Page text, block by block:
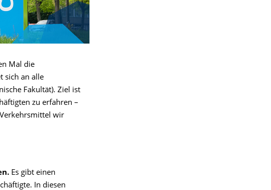
Mal die
sich an alle
Fakultät). Ziel ist
zu erfahren –
wir
Es gibt einen
In diesen